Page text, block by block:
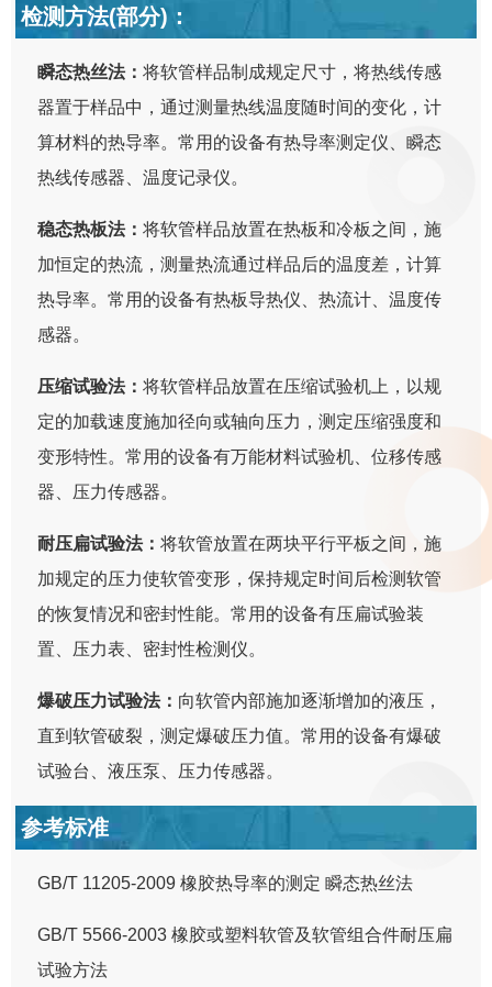
检测方法(部分)：
瞬态热丝法：将软管样品制成规定尺寸，将热线传感
器置于样品中，通过测量热线温度随时间的变化，计
算材料的热导率。常用的设备有热导率测定仪、瞬态
热线传感器、温度记录仪。
稳态热板法：将软管样品放置在热板和冷板之间，施
加恒定的热流，测量热流通过样品后的温度差，计算
热导率。常用的设备有热板导热仪、热流计、温度传
感器。
压缩试验法：将软管样品放置在压缩试验机上，以规
定的加载速度施加径向或轴向压力，测定压缩强度和
变形特性。常用的设备有万能材料试验机、位移传感
器、压力传感器。
耐压扁试验法：将软管放置在两块平行平板之间，施
加规定的压力使软管变形，保持规定时间后检测软管
的恢复情况和密封性能。常用的设备有压扁试验装
置、压力表、密封性检测仪。
爆破压力试验法： 向软管内部施加逐渐增加的液压，
直到软管破裂，测定爆破压力值。常用的设备有爆破
试验台、液压泵、压力传感器。
参考标准
GB/T 11205-2009 橡胶热导率的测定 瞬态热丝法
GB/T 5566-2003 橡胶或塑料软管及软管组合件耐压扁
试验方法